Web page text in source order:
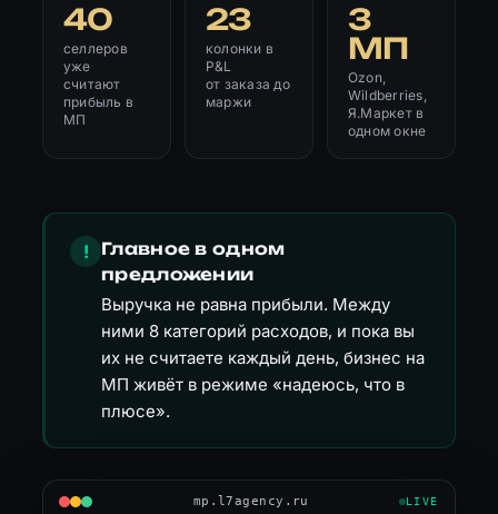
40
селлеров
уже
считают
прибыль в
МП
23
колонки в
P&L
от заказа до
маржи
3
МП
Ozon,
Wildberries,
Я.Маркет в
одном окне
!
Главное в одном
предложении
Выручка не равна прибыли. Между
ними 8 категорий расходов, и пока вы
их не считаете каждый день, бизнес на
МП живёт в режиме «надеюсь, что в
плюсе».
mp.l7agency.ru LIVE